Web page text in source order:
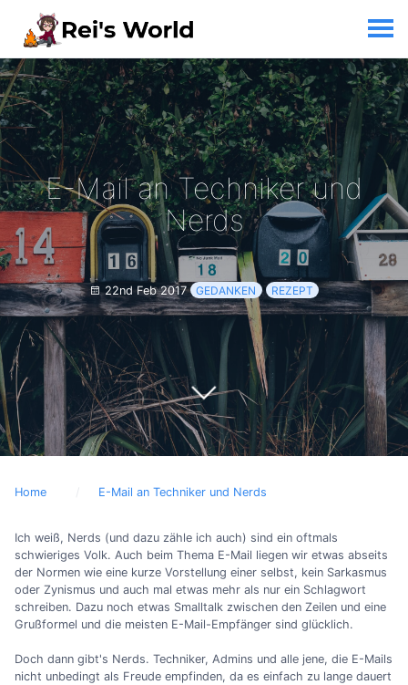
E-Mail an Techniker und
Nerds
22nd Feb 2017 GEDANKEN REZEPT
Home E-Mail an Techniker und Nerds
Ich weiß, Nerds (und dazu zähle ich auch) sind ein oftmals
schwieriges Volk. Auch beim Thema E-Mail liegen wir etwas abseits
der Normen wie eine kurze Vorstellung einer selbst, kein Sarkasmus
oder Zynismus und auch mal etwas mehr als nur ein Schlagwort
schreiben. Dazu noch etwas Smalltalk zwischen den Zeilen und eine
Grußformel und die meisten E-Mail-Empfänger sind glücklich.
Doch dann gibt's Nerds. Techniker, Admins und alle jene, die E-Mails
nicht unbedingt als Freude empfinden, da es einfach zu lange dauert